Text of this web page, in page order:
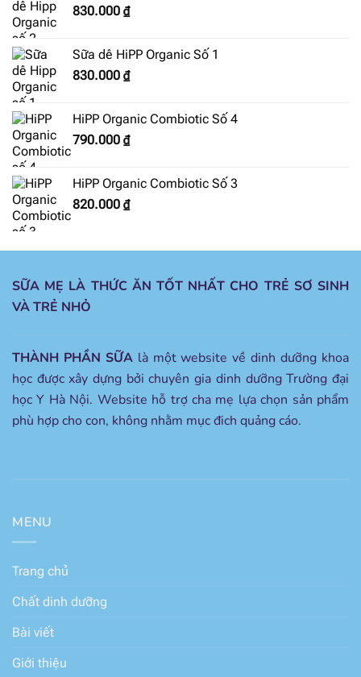
830.000 ₫
Sữa dê HiPP Organic Số 1
830.000 ₫
HiPP Organic Combiotic Số 4
790.000 ₫
HiPP Organic Combiotic Số 3
820.000 ₫
SỮA MẸ LÀ THỨC ĂN TỐT NHẤT CHO TRẺ SƠ SINH
VÀ TRẺ NHỎ
THÀNH PHẦN SỮA là một website về dinh dưỡng khoa
học được xây dựng bởi chuyên gia dinh dưỡng Trường đại
học Y Hà Nội. Website hỗ trợ cha mẹ lựa chọn sản phẩm
phù hợp cho con, không nhằm mục đich quảng cáo.
MENU
Trang chủ
Chất dinh dưỡng
Bài viết
Giới thiệu